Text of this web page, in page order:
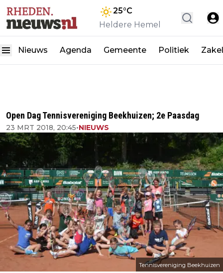
25°C
Heldere Hemel
Nieuws Agenda Gemeente Politiek
Open Dag Tennisvereniging Beekhuizen; 2e Paasdag
23 MRT 2018, 20:45•NIEUWS
Tennisvereniging Beekhuizen